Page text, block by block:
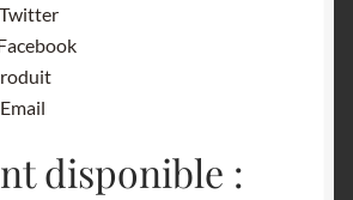
disponible :